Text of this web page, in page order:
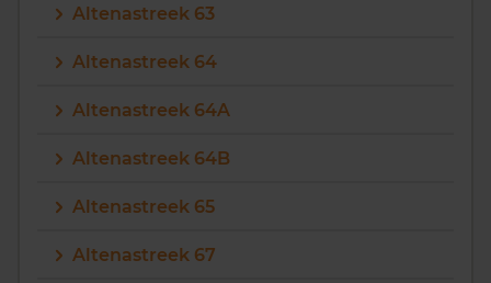
Altenastreek 63
Altenastreek 64
Altenastreek 64A
Altenastreek 64B
Altenastreek 65
Altenastreek 67